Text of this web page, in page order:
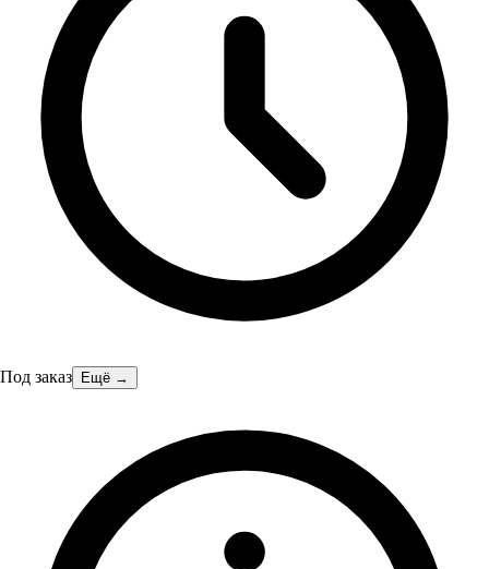
Под заказ Ещё →